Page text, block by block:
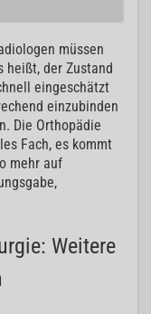
müssen
heißt, der Zustand
eingeschätzt
einzubinden
Die Orthopädie
Fach, es kommt
mehr auf
Weitere